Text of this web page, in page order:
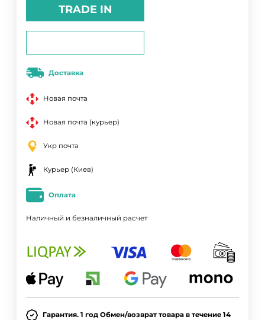
TRADE IN
Доставка
Новая почта
Новая почта (курьер)
Укр почта
Курьер (Киев)
Оплата
Наличный и безналичный расчет
Гарантия. 1 год Обмен/возврат товара в течение 14